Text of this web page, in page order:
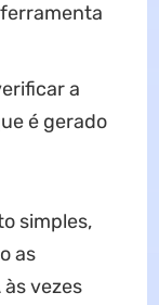
a
é gerado
simples,
as
vezes